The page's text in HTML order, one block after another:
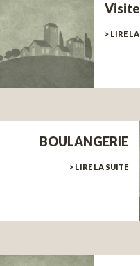
Visite
> LIRE
BOULANGERIE
> LIRE LA SUITE